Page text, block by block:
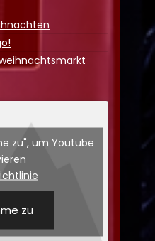
zu", um Youtube
zu